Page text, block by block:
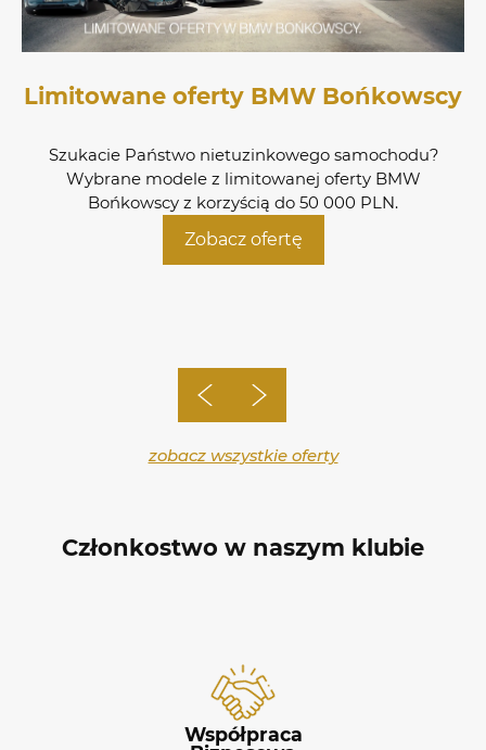
Limitowane oferty BMW Bońkowscy
Szukacie Państwo nietuzinkowego samochodu?
Wybrane modele z limitowanej oferty BMW
Bońkowscy z korzyścią do 50 000 PLN.
Zobacz ofertę
zobacz wszystkie oferty
Członkostwo w naszym klubie
Współpraca